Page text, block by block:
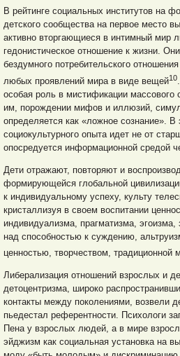
В рейтинге социальных институтов на
детского сообщества на первое место
активно вторгающиеся в интимный мир
гедонистическое отношение к жизни.
бездумного потребительского
любых проявлений мира в виде вещей10
особая роль в мистификации массового
им, порождении мифов и иллюзий,
определяется как «ложное сознание». В
социокультурного опыта идет не от
опосредуется информационной средой
Дети отражают, повторяют и
формирующейся глобальной
к индивидуальному успеху, культу
кристаллизуя в своем воспитании
индивидуализма, прагматизма,
над способностью к суждению,
ценностью, творчеством, традиционной
Либерализация отношений взрослых и
детоцентризма, широко
контакты между поколениями, возвели
пьедестал референтности. Психологи
Пена у взрослых людей, а в мире
эйджизм как социальная установка на